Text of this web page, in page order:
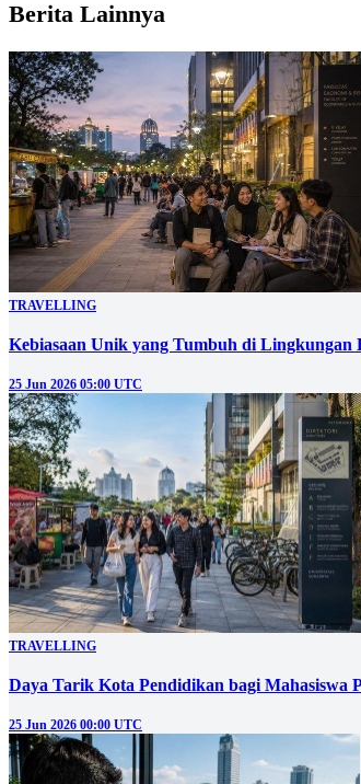
Berita Lainnya
TRAVELLING
Kebiasaan Unik yang Tumbuh di Lingkungan
25 Jun 2026 05:00 UTC
TRAVELLING
Daya Tarik Kota Pendidikan bagi Mahasiswa
25 Jun 2026 00:00 UTC